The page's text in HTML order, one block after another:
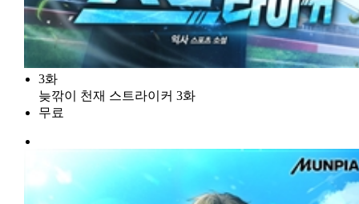
3화
늦깎이 천재 스트라이커 3화
무료